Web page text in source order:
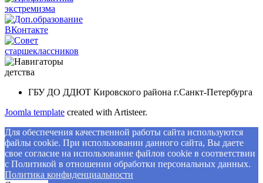
ГБУ ДО ДДЮТ Кировского района г.Санкт-Петербурга
Joomla template created with Artisteer.
Для обеспечения качественной работы сайта используются
файлы cookie. При использовании данного сайта, Вы даете
свое согласие на использование файлов cookie в соответствии
с Политикой в отношении обработки персональных данных.
Политикa конфиденциальности